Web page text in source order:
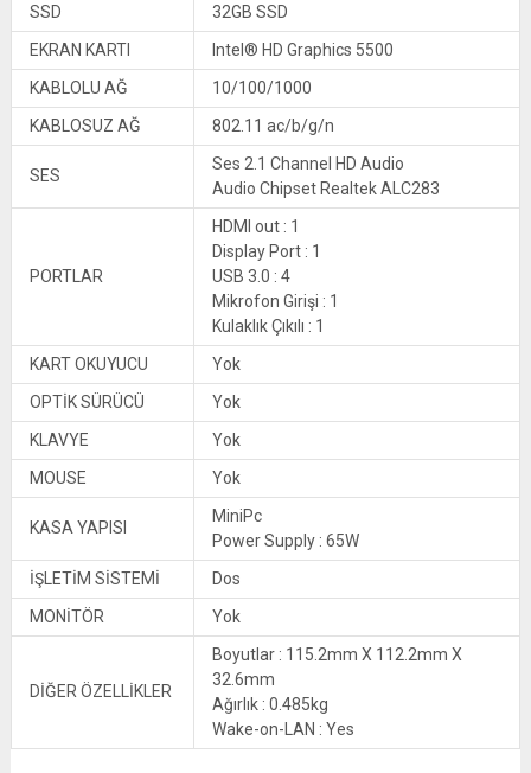
SSD
32GB SSD
EKRAN KARTI
Intel® HD Graphics 5500
KABLOLU AĞ
10/100/1000
KABLOSUZ AĞ
802.11 ac/b/g/n
SES
Ses 2.1 Channel HD Audio
Audio Chipset Realtek ALC283
PORTLAR
HDMI out : 1
Display Port : 1
USB 3.0 : 4
Mikrofon Girişi : 1
Kulaklık Çıkılı : 1
KART OKUYUCU
Yok
OPTİK SÜRÜCÜ
Yok
KLAVYE
Yok
MOUSE
Yok
KASA YAPISI
MiniPc
Power Supply : 65W
İŞLETİM SİSTEMİ
Dos
MONİTÖR
Yok
DİĞER ÖZELLİKLER
Boyutlar : 115.2mm X 112.2mm X
32.6mm
Ağırlık : 0.485kg
Wake-on-LAN : Yes